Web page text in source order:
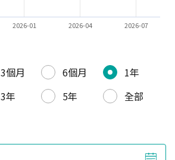
2026-01 2026-04 2026-07
3個月 6個月
1年
3年 5年
全部